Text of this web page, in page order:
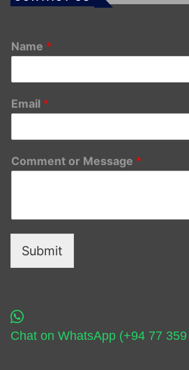
Name *
Email *
Comment or Message *
Submit
Chat on WhatsApp (+94 77